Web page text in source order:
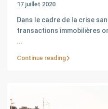
17 juillet 2020
Dans le cadre de la crise
transactions immobilières
...
Continue reading